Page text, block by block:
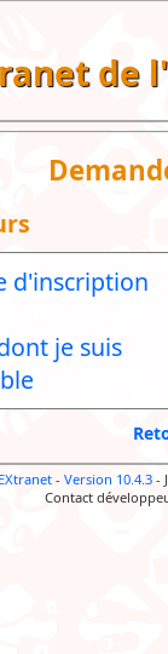
de
d'inscription
je suis
- Version 10.4.3-
Contact